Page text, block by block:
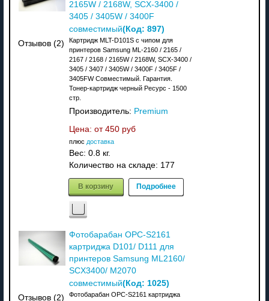
Отзывов (2)
2165W / 2168W, SCX-3400 /
3405 / 3405W / 3400F
совместимый(Код: 897)
Картридж MLT-D101S с чипом для
принтеров Samsung ML-2160 / 2165 /
2167 / 2168 / 2165W / 2168W, SCX-3400 /
3405 / 3407 / 3405W / 3400F / 3405F /
3405FW Совместимый. Гарантия.
Тонер-картридж черный Ресурс - 1500
стр.
Производитель: Premium
Цена: от 450 руб
плюс доставка
Вес: 0.8 кг.
Количество на складе: 177
В корзину Подробнее
Отзывов (2)
Фотобарабан OPC-S2161
картриджа D101/ D111 для
принтеров Samsung ML2160/
SCX3400/ M2070
совместимый(Код: 1025)
Фотобарабан OPC-S2161 картриджа